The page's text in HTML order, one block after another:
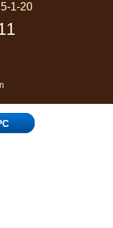
1-20